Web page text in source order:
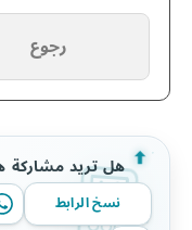
رجوع
هل تريد مشاركة
نسخ الرابط